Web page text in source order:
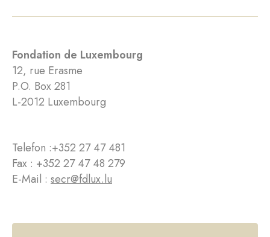
Fondation de Luxembourg
12, rue Erasme
P.O. Box 281
L-2012 Luxembourg
Telefon :+352 27 47 481
Fax : +352 27 47 48 279
E-Mail : secr@fdlux.lu